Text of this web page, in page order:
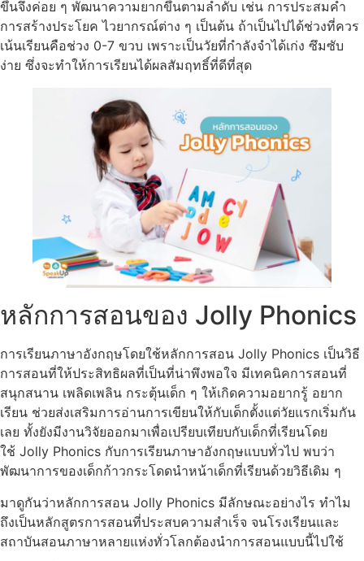
ขึ้นจึงค่อย ๆ พัฒนาความยากขึ้นตามลำดับ เช่น การประสมคำ
การสร้างประโยค ไวยากรณ์ต่าง ๆ เป็นต้น ถ้าเป็นไปได้ช่วงที่ควร
เน้นเรียนคือช่วง 0-7 ขวบ เพราะเป็นวัยที่กำลังจำได้เก่ง ซึมซับ
ง่าย ซึ่งจะทำให้การเรียนได้ผลสัมฤทธิ์ที่ดีที่สุด
หลักการสอนของ Jolly Phonics
การเรียนภาษาอังกฤษโดยใช้หลักการสอน Jolly Phonics เป็นวิธี
การสอนที่ให้ประสิทธิผลที่เป็นที่น่าพึงพอใจ มีเทคนิคการสอนที่
สนุกสนาน เพลิดเพลิน กระตุ้นเด็ก ๆ ให้เกิดความอยากรู้ อยาก
เรียน ช่วยส่งเสริมการอ่านการเขียนให้กับเด็กตั้งแต่วัยแรกเริ่มกัน
เลย ทั้งยังมีงานวิจัยออกมาเพื่อเปรียบเทียบกับเด็กที่เรียนโดย
ใช้ Jolly Phonics กับการเรียนภาษาอังกฤษแบบทั่วไป พบว่า
พัฒนาการของเด็กก้าวกระโดดนำหน้าเด็กที่เรียนด้วยวิธีเดิม ๆ
มาดูกันว่าหลักการสอน Jolly Phonics มีลักษณะอย่างไร ทำไม
ถึงเป็นหลักสูตรการสอนที่ประสบความสำเร็จ จนโรงเรียนและ
สถาบันสอนภาษาหลายแห่งทั่วโลกต้องนำการสอนแบบนี้ไปใช้